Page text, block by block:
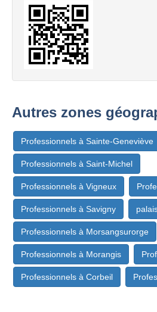
Autres zones
Professionnels à Sainte-Geneviève
Professionnels à Saint-Michel
Professionnels à Vigneux
Professionnels à Savigny
Professionnels à Morsangsurorge
Professionnels à Morangis
Professionnels à Corbeil